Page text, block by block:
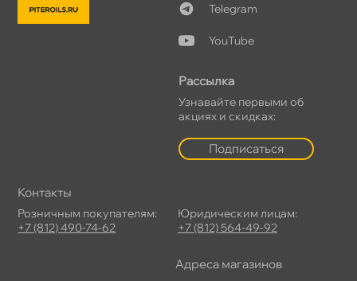
Telegram
YouTube
Рассылка
Узнавайте первыми о
акциях и скидках:
Подписаться
Контакты
Розничным покупателям:
+7 (812) 490-74-62
Юридическим лицам:
+7 (812) 564-49-92
Адреса магазино